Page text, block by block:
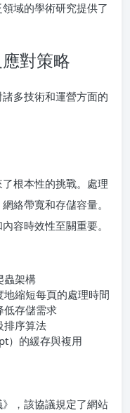
域的學術研究提供了
對策略
多技術和運營方面的
根本性的挑戰。處理
絡帶寬和存儲容量。
容時效性至關重要。
蟲架構
縮短每頁的處理時間
低存儲需求
排序算法
）的緩存與複用
，該協議規定了網站